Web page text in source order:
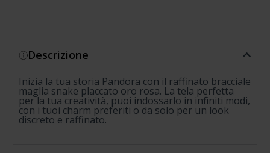
Descrizione
Inizia la tua storia Pandora con il raffinato bracciale
maglia snake placcato oro rosa. La tela perfetta
per la tua creatività, puoi indossarlo in infiniti modi,
con i tuoi charm preferiti o da solo per un look
discreto e raffinato.